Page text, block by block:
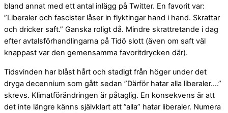
bland annat med ett antal inlägg på Twitter. En favorit var:
”Liberaler och fascister låser in flyktingar hand i hand. Skrattar
och dricker saft.” Ganska roligt då. Mindre skrattretande i dag
efter avtalsförhandlingarna på Tidö slott (även om saft väl
knappast var den gemensamma favoritdrycken där).
Tidsvinden har blåst hårt och stadigt från höger under det
dryga decennium som gått sedan ”Därför hatar alla liberaler….”
skrevs. Klimatförändringen är påtaglig. En konsekvens är att
det inte längre känns självklart att ”alla” hatar liberaler. Numera